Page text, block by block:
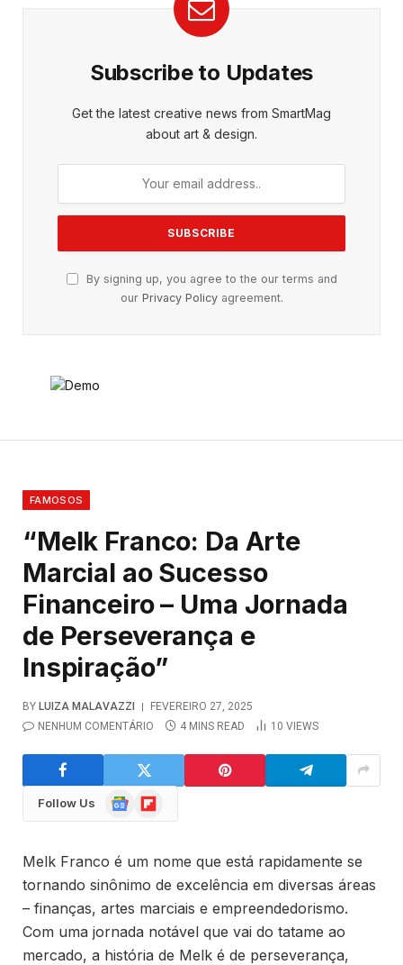
Subscribe to Updates
Get the latest creative news from SmartMag
about art & design.
By signing up, you agree to the our terms and
our Privacy Policyagreement.
FAMOSOS
“Melk Franco: Da Arte
Marcial ao Sucesso
Financeiro – Uma Jornada
de Perseverança e
Inspiração”
BY LUIZA MALAVAZZI
FEVEREIRO 27, 2025
NENHUM COMENTÁRIO
4 MINS READ 10 VIEWS
Follow Us
GoogleFlipboard
Melk Franco é um nome que está rapidamente se
tornando sinônimo de excelência em diversas áreas
– finanças, artes marciais e empreendedorismo.
Com uma jornada notável que vai do tatame ao
mercado, a história de Melk é de perseverança,